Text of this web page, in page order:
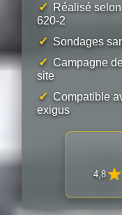
✓
Réalisé
620-2
✓ Sondages
✓ Campagne
site
✓ Compatible
exigus
4,8